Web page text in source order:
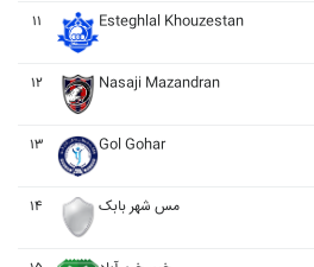
۱۱ Esteghlal Khouzestan
۱۲ Nasaji Mazandran
۱۳ Gol Gohar
۱۴ مس شهر بابک